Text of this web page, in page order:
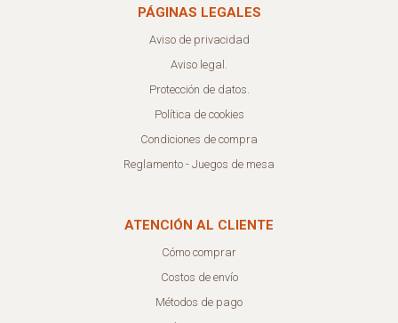
PÁGINAS LEGALES
Aviso de privacidad
Aviso legal.
Protección de datos.
Política de cookies
Condiciones de compra
Reglamento - Juegos de mesa
ATENCIÓN AL CLIENTE
Cómo comprar
Costos de envío
Métodos de pago